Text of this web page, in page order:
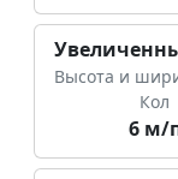
Высота и
Кол
6 м/